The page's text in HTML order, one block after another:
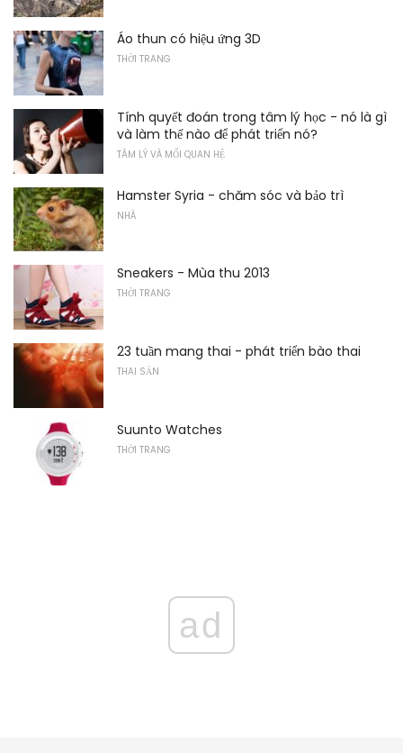
Áo thun có hiệu ứng 3D
THỜI TRANG
Tính quyết đoán trong tâm lý học - nó là gì
và làm thế nào để phát triển nó?
TÂM LÝ VÀ MỐI QUAN HỆ
Hamster Syria - chăm sóc và bảo trì
NHÀ
Sneakers - Mùa thu 2013
THỜI TRANG
23 tuần mang thai - phát triển bào thai
THAI SẢN
Suunto Watches
THỜI TRANG
ad